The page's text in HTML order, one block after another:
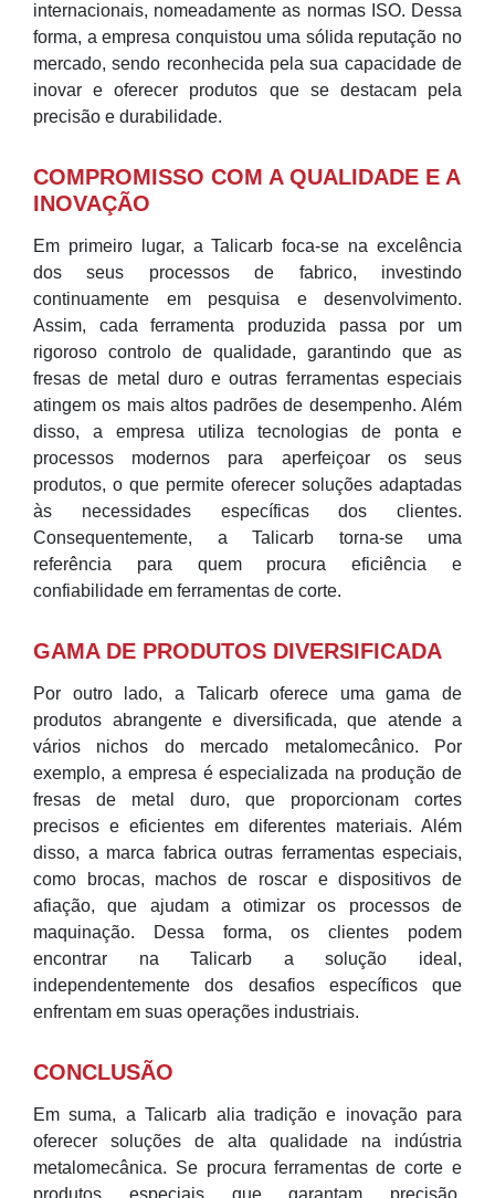
internacionais, nomeadamente as normas ISO. Dessa
forma, a empresa conquistou uma sólida reputação no
mercado, sendo reconhecida pela sua capacidade de
inovar e oferecer produtos que se destacam pela
precisão e durabilidade.
COMPROMISSO COM A QUALIDADE E A
INOVAÇÃO
Em primeiro lugar, a Talicarb foca-se na excelência
dos seus processos de fabrico, investindo
continuamente em pesquisa e desenvolvimento.
Assim, cada ferramenta produzida passa por um
rigoroso controlo de qualidade, garantindo que as
fresas de metal duro e outras ferramentas especiais
atingem os mais altos padrões de desempenho. Além
disso, a empresa utiliza tecnologias de ponta e
processos modernos para aperfeiçoar os seus
produtos, o que permite oferecer soluções adaptadas
às necessidades específicas dos clientes.
Consequentemente, a Talicarb torna-se uma
referência para quem procura eficiência e
confiabilidade em ferramentas de corte.
GAMA DE PRODUTOS DIVERSIFICADA
Por outro lado, a Talicarb oferece uma gama de
produtos abrangente e diversificada, que atende a
vários nichos do mercado metalomecânico. Por
exemplo, a empresa é especializada na produção de
fresas de metal duro, que proporcionam cortes
precisos e eficientes em diferentes materiais. Além
disso, a marca fabrica outras ferramentas especiais,
como brocas, machos de roscar e dispositivos de
afiação, que ajudam a otimizar os processos de
maquinação. Dessa forma, os clientes podem
encontrar na Talicarb a solução ideal,
independentemente dos desafios específicos que
enfrentam em suas operações industriais.
CONCLUSÃO
Em suma, a Talicarb alia tradição e inovação para
oferecer soluções de alta qualidade na indústria
metalomecânica. Se procura ferramentas de corte e